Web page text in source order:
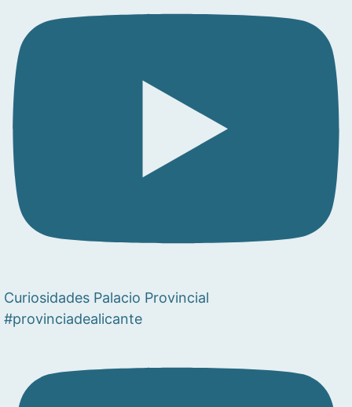
Curiosidades Palacio Provincial
#provinciadealicante